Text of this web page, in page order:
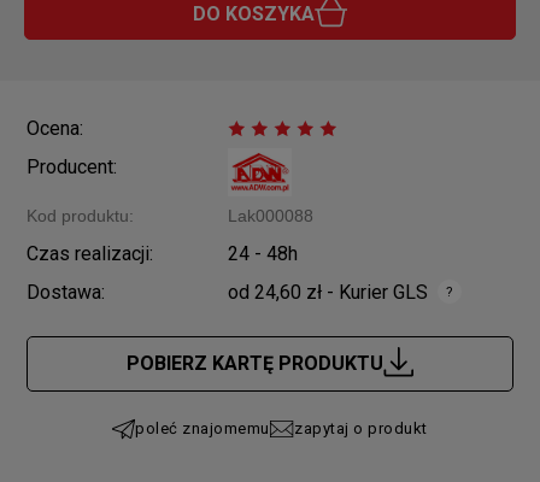
DO KOSZYKA
Ocena:
Producent:
Kod produktu: Lak000088
Czas realizacji:
24 - 48h
Dostawa:
od 24,60 zł - Kurier GLS
Cena nie zawiera ewentualnych kosztów płatności
POBIERZ KARTĘ PRODUKTU
poleć znajomemu zapytaj o produkt